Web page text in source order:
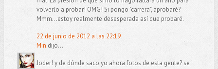
volverlo a probar! OMG! Si pongo "carrera", aprobaré?
Mmm...estoy realmente desesperada así que probaré.
22 de junio de 2012 a las 22:19
Min dijo...
Joder! y de dónde saco yo ahora fotos de esta gente? se